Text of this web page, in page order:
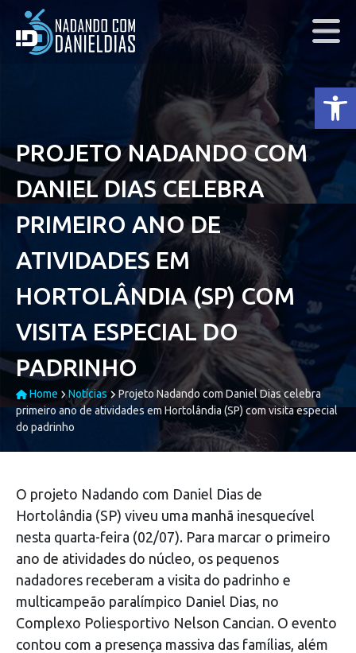
PROJETO NADANDO COM
DANIEL DIAS CELEBRA
PRIMEIRO ANO DE
ATIVIDADES EM
HORTOLÂNDIA (SP) COM
VISITA ESPECIAL DO
PADRINHO
Home Notícias
Projeto Nadando com Daniel Dias celebra
primeiro ano de atividades em Hortolândia (SP) com visita especial
do padrinho
O projeto Nadando com Daniel Dias de
Hortolândia (SP) viveu uma manhã inesquecível
nesta quarta-feira (02/07). Para marcar o primeiro
ano de atividades do núcleo, os pequenos
nadadores receberam a visita do padrinho e
multicampeão paralímpico Daniel Dias, no
Complexo Poliesportivo Nelson Cancian. O evento
contou com a presença massiva das famílias, além